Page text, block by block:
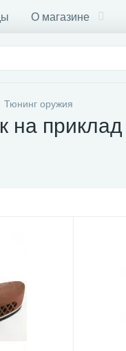
О магазине
Тюнинг оружия
на приклад